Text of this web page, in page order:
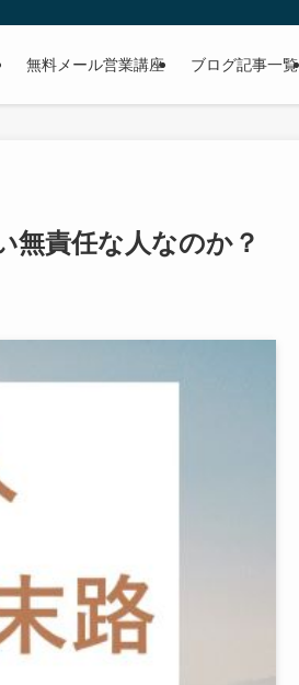
無料メール営業講座 ブログ記事一覧
無責任な人なのか？